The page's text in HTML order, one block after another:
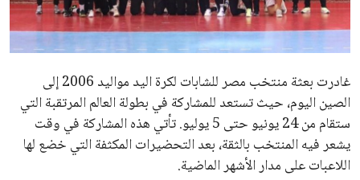
علوم وتكنولوجيا
المرأة والجمال
حوادث
محافظات
غادرت بعثة منتخب مصر للشابات لكرة اليد مواليد 2006 إلى
الصين اليوم، حيث تستعد للمشاركة في بطولة العالم المرتقبة التي
ستقام من 24 يونيو حتى 5 يوليو. تأتي هذه المشاركة في وقت
يشعر فيه المنتخب بالثقة، بعد التحضيرات المكثفة التي خضع لها
اللاعبات على مدار الأشهر الماضية.